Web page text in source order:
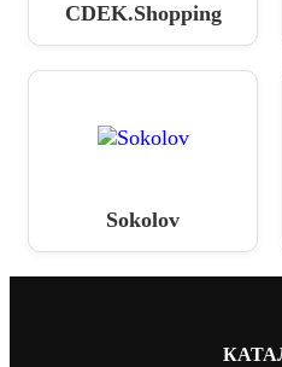
CDEK.Shopping
Sokolov